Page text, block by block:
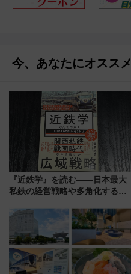
今、あなたにオススメ
『近鉄学』を読む――日本最大
私鉄の経営戦略や多角化する事
にする一冊